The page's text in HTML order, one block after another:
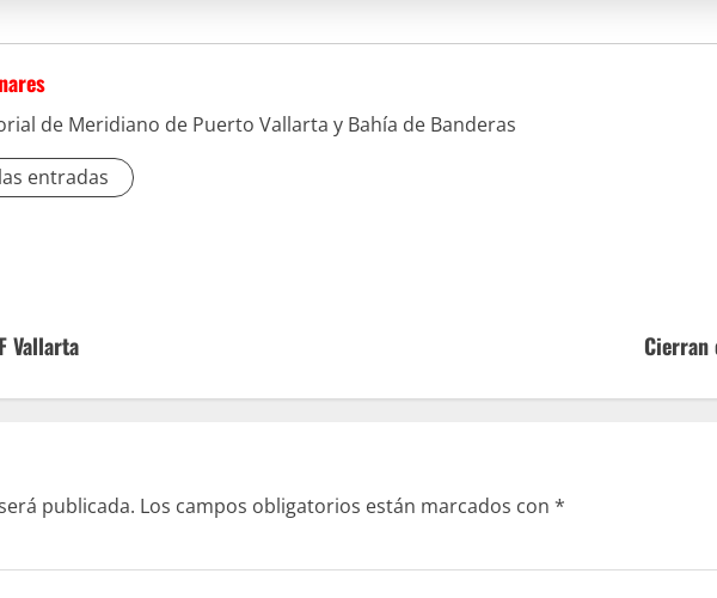
de Meridiano de Puerto Vallarta y Bahía de Banderas
entradas
Vallarta
Cierran
publicada. Los campos obligatorios están marcados con *